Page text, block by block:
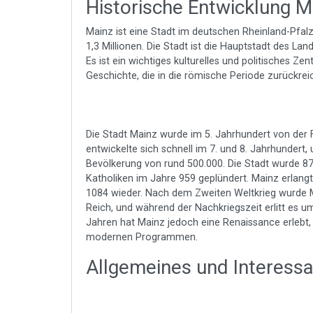
Historische Entwicklung
Mainz ist eine Stadt im deutschen Rheinland-
1,3 Millionen. Die Stadt ist die Hauptstadt des
Es ist ein wichtiges kulturelles und politisches
Geschichte, die in die römische Periode
Die Stadt Mainz wurde im 5. Jahrhundert von der
entwickelte sich schnell im 7. und 8.
Bevölkerung von rund 500.000. Die Stadt wurde
Katholiken im Jahre 959 geplündert. Mainz
1084 wieder. Nach dem Zweiten Weltkrieg
Reich, und während der Nachkriegszeit erlitt es
Jahren hat Mainz jedoch eine Renaissance
modernen Programmen.
Allgemeines und